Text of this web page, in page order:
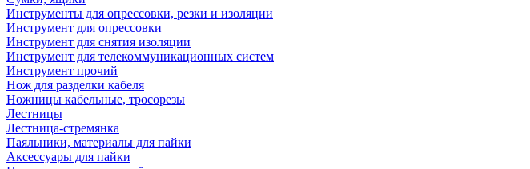
Инструменты для опрессовки, резки и изоляции
Инструмент для опрессовки
Инструмент для снятия изоляции
Инструмент для телекоммуникационных систем
Инструмент прочий
Нож для разделки кабеля
Ножницы кабельные, тросорезы
Лестницы
Лестница-стремянка
Паяльники, материалы для пайки
Аксессуары для пайки